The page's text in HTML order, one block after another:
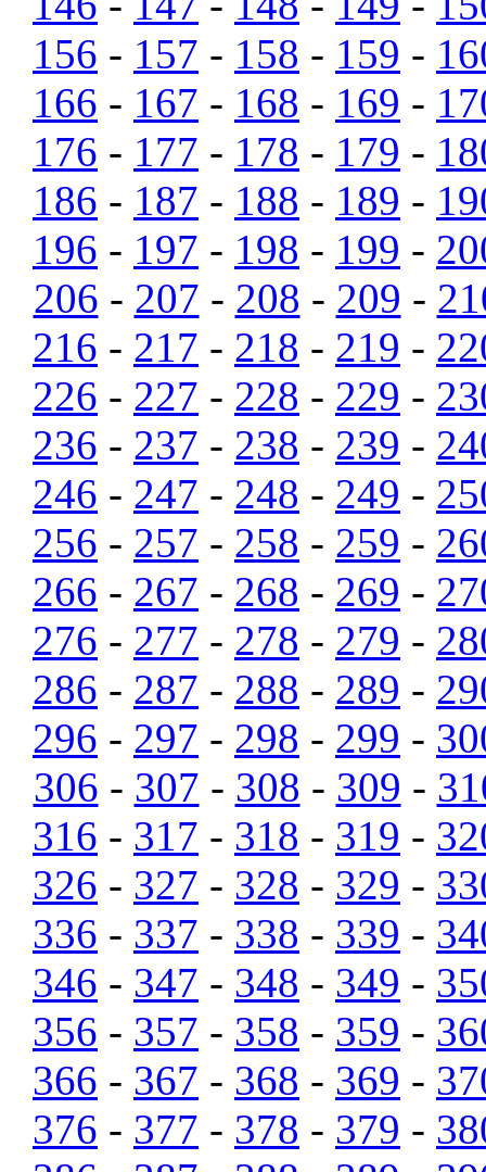
156 - 157 - 158 - 159 -
166 - 167 - 168 - 169 -
176 - 177 - 178 - 179 -
186 - 187 - 188 - 189 -
196 - 197 - 198 - 199 -
206 - 207 - 208 - 209 -
216 - 217 - 218 - 219 -
226 - 227 - 228 - 229 -
236 - 237 - 238 - 239 -
246 - 247 - 248 - 249 -
256 - 257 - 258 - 259 -
266 - 267 - 268 - 269 -
276 - 277 - 278 - 279 -
286 - 287 - 288 - 289 -
296 - 297 - 298 - 299 -
306 - 307 - 308 - 309 -
316 - 317 - 318 - 319 -
326 - 327 - 328 - 329 -
336 - 337 - 338 - 339 -
346 - 347 - 348 - 349 -
356 - 357 - 358 - 359 -
366 - 367 - 368 - 369 -
376 - 377 - 378 - 379 -